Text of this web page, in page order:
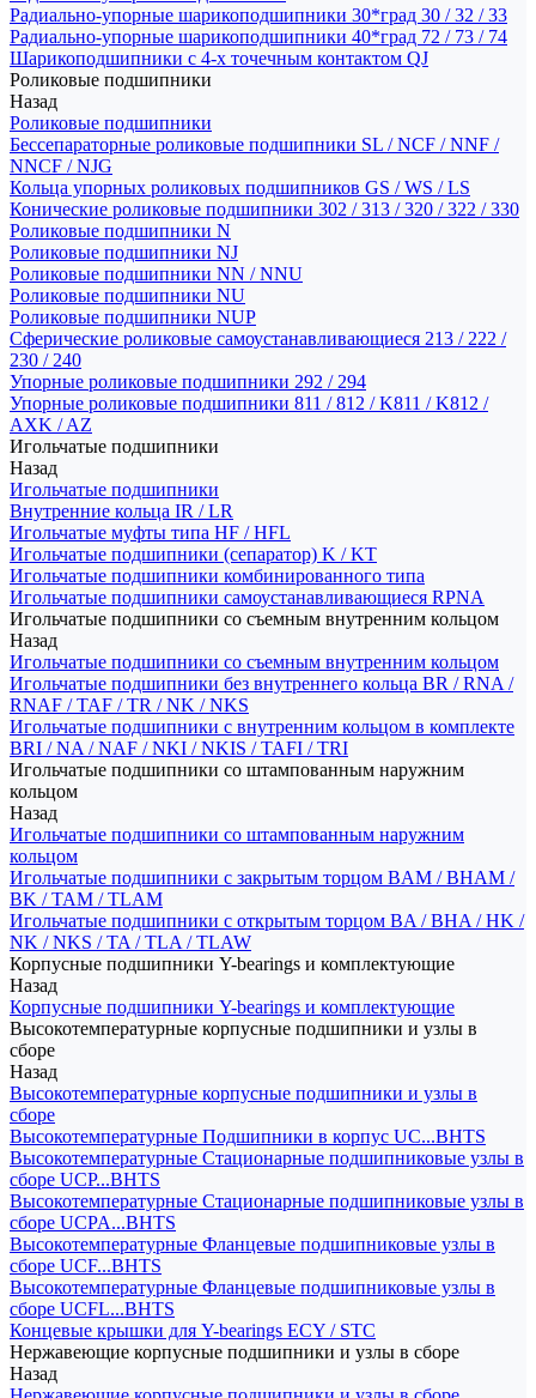
Радиально-упорные шарикоподшипники 30*град 30 / 32 / 33
Радиально-упорные шарикоподшипники 40*град 72 / 73 / 74
Шарикоподшипники с 4-х точечным контактом QJ
Роликовые подшипники
Назад
Роликовые подшипники
Бессепараторные роликовые подшипники SL / NCF / NNF /
NNCF / NJG
Кольца упорных роликовых подшипников GS / WS / LS
Конические роликовые подшипники 302 / 313 / 320 / 322 / 330
Роликовые подшипники N
Роликовые подшипники NJ
Роликовые подшипники NN / NNU
Роликовые подшипники NU
Роликовые подшипники NUP
Сферические роликовые самоустанавливающиеся 213 / 222 /
230 / 240
Упорные роликовые подшипники 292 / 294
Упорные роликовые подшипники 811 / 812 / K811 / K812 /
AXK / AZ
Игольчатые подшипники
Назад
Игольчатые подшипники
Внутренние кольца IR / LR
Игольчатые муфты типа HF / HFL
Игольчатые подшипники (сепаратор) K / KT
Игольчатые подшипники комбинированного типа
Игольчатые подшипники самоустанавливающиеся RPNA
Игольчатые подшипники со съемным внутренним кольцом
Назад
Игольчатые подшипники со съемным внутренним кольцом
Игольчатые подшипники без внутреннего кольца BR / RNA /
RNAF / TAF / TR / NK / NKS
Игольчатые подшипники с внутренним кольцом в комплекте
BRI / NA / NAF / NKI / NKIS / TAFI / TRI
Игольчатые подшипники со штампованным наружним
кольцом
Назад
Игольчатые подшипники со штампованным наружним
кольцом
Игольчатые подшипники с закрытым торцом BAM / BHAM /
BK / TAM / TLAM
Игольчатые подшипники с открытым торцом BA / BHA / HK /
NK / NKS / TA / TLA / TLAW
Корпусные подшипники Y-bearings и комплектующие
Назад
Корпусные подшипники Y-bearings и комплектующие
Высокотемпературные корпусные подшипники и узлы в
сборе
Назад
Высокотемпературные корпусные подшипники и узлы в
сборе
Высокотемпературные Подшипники в корпус UC...BHTS
Высокотемпературные Стационарные подшипниковые узлы в
сборе UCP...BHTS
Высокотемпературные Стационарные подшипниковые узлы в
сборе UCPA...BHTS
Высокотемпературные Фланцевые подшипниковые узлы в
сборе UCF...BHTS
Высокотемпературные Фланцевые подшипниковые узлы в
сборе UCFL...BHTS
Концевые крышки для Y-bearings ECY / STC
Нержавеющие корпусные подшипники и узлы в сборе
Назад